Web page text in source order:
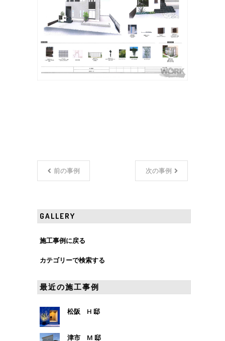
前の事例 次の事例
GALLERY
施工事例に戻る
カテゴリーで検索する
最近の施工事例
松阪 H 邸
津市 M 邸